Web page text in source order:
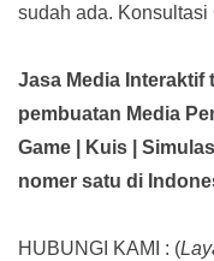
sudah ada. Konsultasi
Jasa Media Interaktif
pembuatan Media
Game | Kuis |
nomer satu di
HUBUNGI KAMI : (